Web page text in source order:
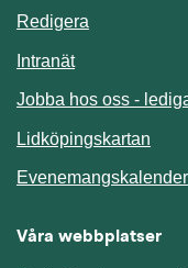
Redigera
IntranätLänk till annan
Jobba hos oss -
Lidköpingskartan
Evenemangskalender
Våra webbplatser